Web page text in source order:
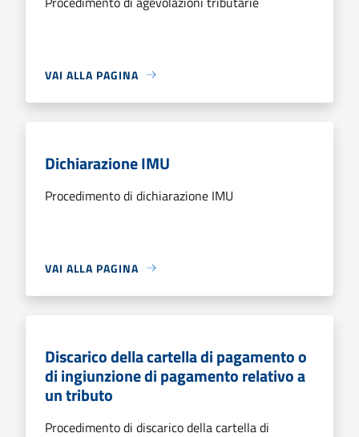
VAI ALLA PAGINA
Dichiarazione IMU
Procedimento di dichiarazione IMU
VAI ALLA PAGINA
Discarico della cartella di pagamento o
di ingiunzione di pagamento relativo a
un tributo
Procedimento di discarico della cartella di